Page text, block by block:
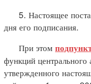
5. Настоящее
дня его подписания.
При этом
функций
утвержденного